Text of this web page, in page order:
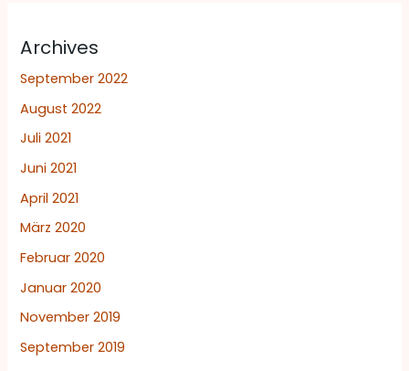
Archives
September 2022
August 2022
Juli 2021
Juni 2021
April 2021
März 2020
Februar 2020
Januar 2020
November 2019
September 2019